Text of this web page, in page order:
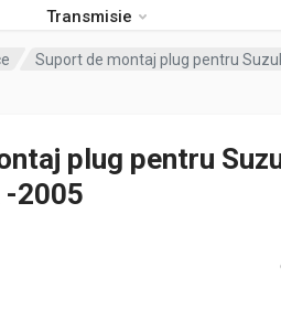
Transmisie
Suport de montaj plug pentru
plug pentru
-2005